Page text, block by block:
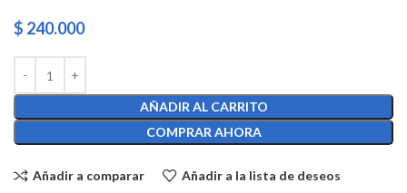
$ 240.000
AÑADIR AL CARRITO
COMPRAR AHORA
Añadir a comparar Añadir a la lista de deseos